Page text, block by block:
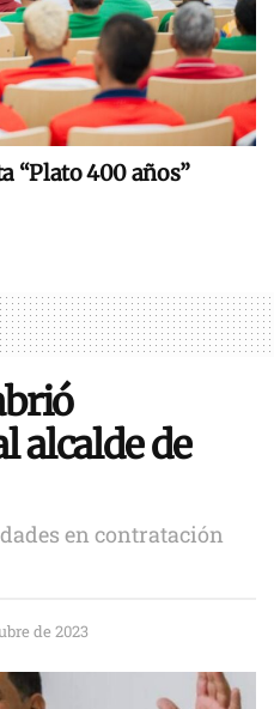
“Plato 400 años”
alcalde de
en contratación
de 2023